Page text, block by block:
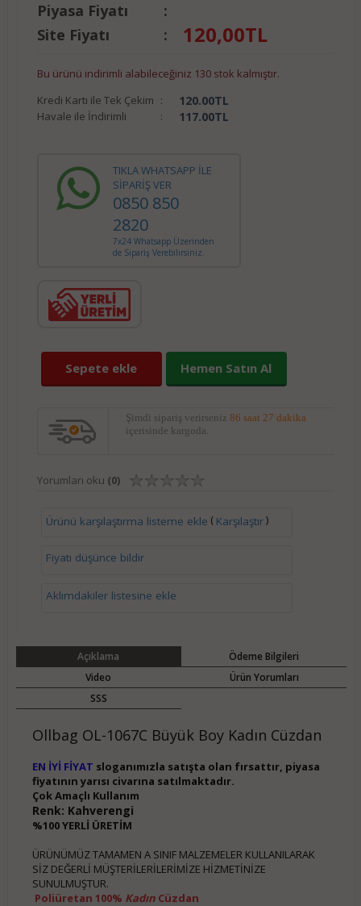
Piyasa Fiyatı
:
Site Fiyatı
: 120,00TL
Bu ürünü indirimli alabileceğiniz 130 stok kalmıştır.
Kredi Kartı ile Tek Çekim : 120.00TL
Havale ile İndirimli : 117.00TL
TIKLA WHATSAPP İLE
SİPARİŞ VER
0850 850
2820
7x24 Whatsapp Üzerinden
de Sipariş Verebilirsiniz.
Sepete ekle Hemen Satın Al
Şimdi sipariş verirseniz 86 saat 26 dakika
içerisinde kargoda.
Yorumları oku (0)
Ürünü karşılaştırma listeme ekle ( Karşılaştır)
Fiyatı düşünce bildir
Aklımdakiler listesine ekle
Açıklama
Ödeme Bilgileri
Video
Ürün Yorumları
SSS
Ollbag OL-1067C Büyük Boy Kadın Cüzdan
EN İYİ FİYAT sloganımızla satışta olan fırsattır, piyasa
fiyatının yarısı civarına satılmaktadır.
Çok Amaçlı Kullanım
Renk: Kahverengi
%100 YERLİ ÜRETİM
ÜRÜNÜMÜZ TAMAMEN A SINIF MALZEMELER KULLANILARAK
SİZ DEĞERLİ MÜŞTERİLERİLERİMİZE HİZMETİNİZE
SUNULMUŞTUR.
Poliüretan 100% KadınCüzdan